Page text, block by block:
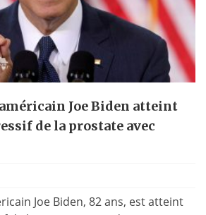
Joe Biden atteint
de la prostate avec
Joe Biden, 82 ans, est atteint